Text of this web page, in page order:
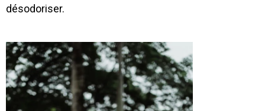
désodoriser.